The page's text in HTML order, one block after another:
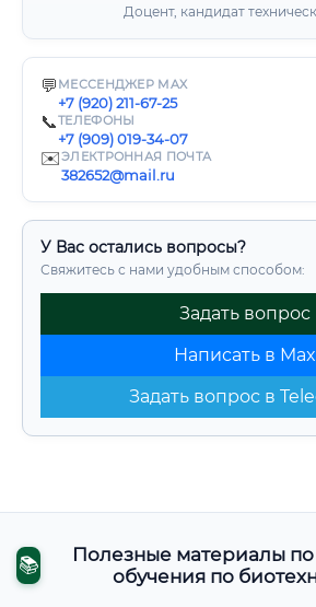
Доцент, кандидат
💬 МЕССЕНДЖЕР MAX
+7 (920) 211-67-25
📞ТЕЛЕФОНЫ
+7 (909) 019-34-07
✉️ЭЛЕКТРОННАЯ ПОЧТА
382652@mail.ru
У Вас остались вопросы?
Свяжитесь с нами удобным способом:
Задать вопрос
Написать в Max
Задать вопрос в
📚
Полезные материалы
обучения по